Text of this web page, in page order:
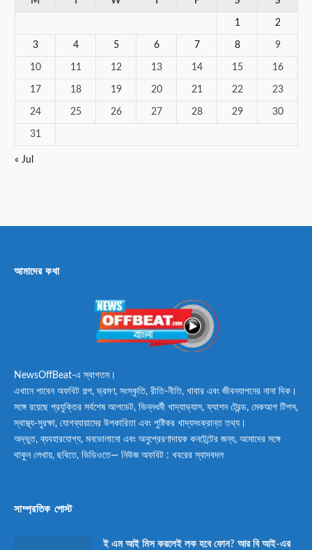
1 2
3 4 5 6 7 8 9
10 11 12 13 14 15 16
17 18 19 20 21 22 23
24 25 26 27 28 29 30
31
« Jul
আমাদের কথা
NewsOffBeat-এ স্বাগতম।
এখানে পাবেন অফবিট গল্প, ভ্রমণ, সংস্কৃতি, রীতি-নীতি, খাবার এবং জীবনযাপনের নানা দিক।
সঙ্গে রয়েছে প্রযুক্তির সর্বশেষ আপডেট, ভিন্নধর্মী খাদ্যাভ্যাস, ফ্যাশন ট্রেন্ড, মেকআপ টিপস,
স্বাস্থ্য-সুরক্ষা, যোগব্যায়ামের উপকারিতা এবং পুষ্টিকর খাদ্যসংক্রান্ত তথ্য।
অদ্ভুত, ব্যবহারযোগ্য, মনভোলানো এবং অনুপ্রেরণাদায়ক কনটেন্টের জন্য, আমাদের সঙ্গে
থাকুন লেখায়, ছবিতে, ভিডিওতে— নিউজ অফবিট : খবরের স্বাদবদল
সাম্প্রতিক পোস্ট
ই এম আই মিস করলেই লক হবে ফোন? আর বি আই-এর